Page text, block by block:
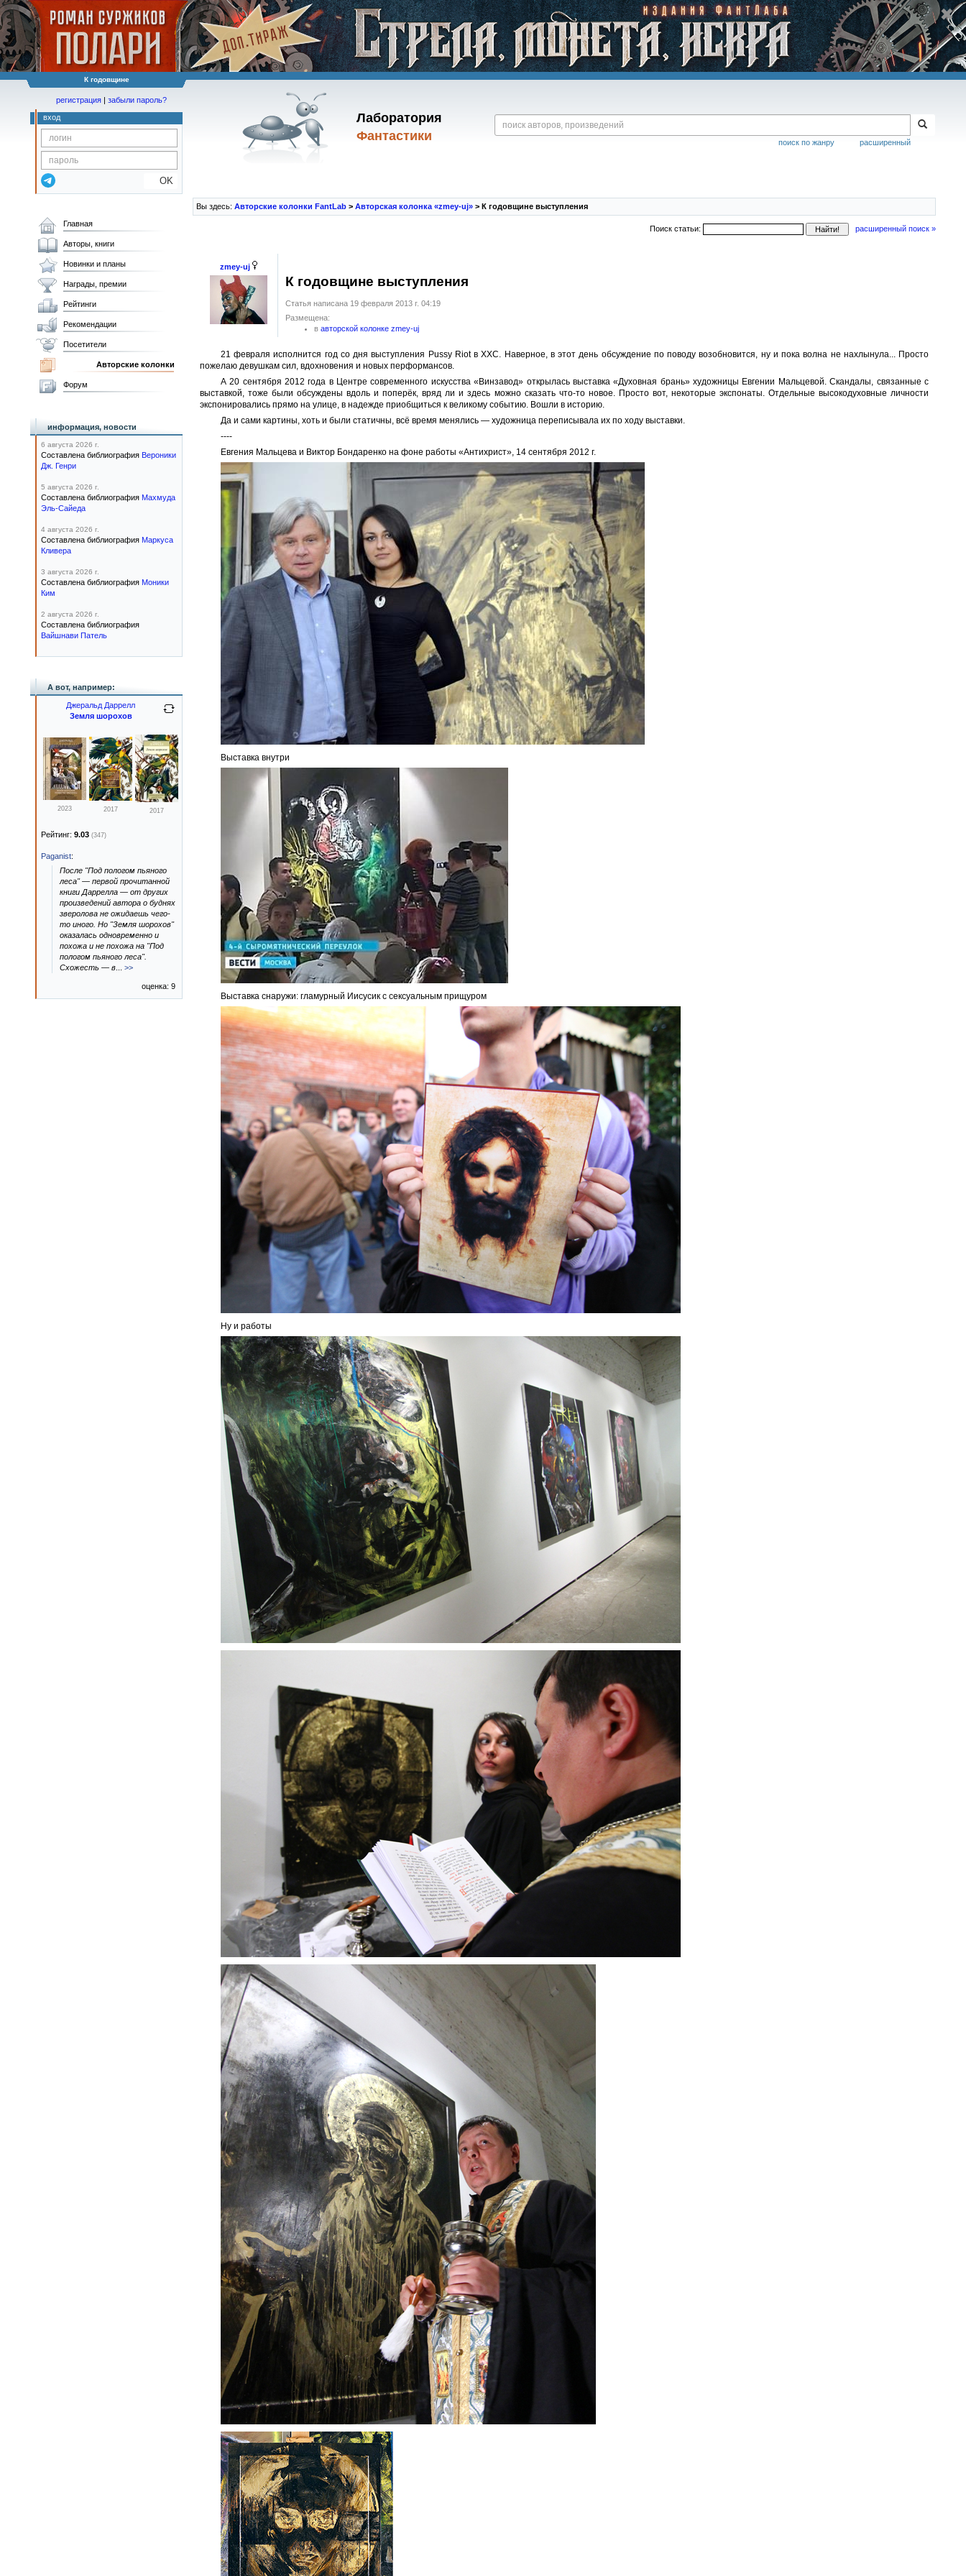
К годовщине
Лаборатория
Фантастики
расширенный
поиск по жанру
регистрация | забыли пароль?
вход
OK
Вы здесь: Авторские колонки FantLab > Авторская колонка «zmey-uj» > К годовщине выступления
Поиск статьи: расширенный поиск »
zmey-uj
К годовщине выступления
Статья написана 19 февраля 2013 г. 04:19
Размещена:
в авторской колонке zmey-uj
21 февраля исполнится год со дня выступления Pussy Riot в ХХС. Наверное, в этот день обсуждение по поводу возобновится, ну и пока волна не нахлынула... Просто
пожелаю девушкам сил, вдохновения и новых перформансов.
А 20 сентября 2012 года в Центре современного искусства «Винзавод» открылась выставка «Духовная брань» художницы Евгении Мальцевой. Скандалы, связанные с
выставкой, тоже были обсуждены вдоль и поперёк, вряд ли и здесь можно сказать что-то новое. Просто вот, некоторые экспонаты. Отдельные высокодуховные личности
экспонировались прямо на улице, в надежде приобщиться к великому событию. Вошли в историю.
Да и сами картины, хоть и были статичны, всё время менялись — художница переписывала их по ходу выставки.
----
Евгения Мальцева и Виктор Бондаренко на фоне работы «Антихрист», 14 сентября 2012 г.
Выставка внутри
Выставка снаружи: гламурный Иисусик с сексуальным прищуром
Ну и работы
Главная
Авторы, книги
Новинки и планы
Награды, премии
Рейтинги
Рекомендации
Посетители
Авторские колонки
Форум
информация, новости
6 августа 2026 г.
Составлена библиография Вероники
Дж. Генри
5 августа 2026 г.
Составлена библиография Махмуда
Эль-Сайеда
4 августа 2026 г.
Составлена библиография Маркуса
Кливера
3 августа 2026 г.
Составлена библиография Моники
Ким
2 августа 2026 г.
Составлена библиография
Вайшнави Патель
А вот, например:
Джеральд Даррелл
Земля шорохов
2023 2017 2017
Рейтинг: 9.03 (347)
Paganist:
После "Под пологом пьяного
леса" — первой прочитанной
книги Даррелла — от других
произведений автора о буднях
зверолова не ожидаешь чего-
то иного. Но "Земля шорохов"
оказалась одновременно и
похожа и не похожа на "Под
пологом пьяного леса".
Схожесть — в
>>
оценка: 9